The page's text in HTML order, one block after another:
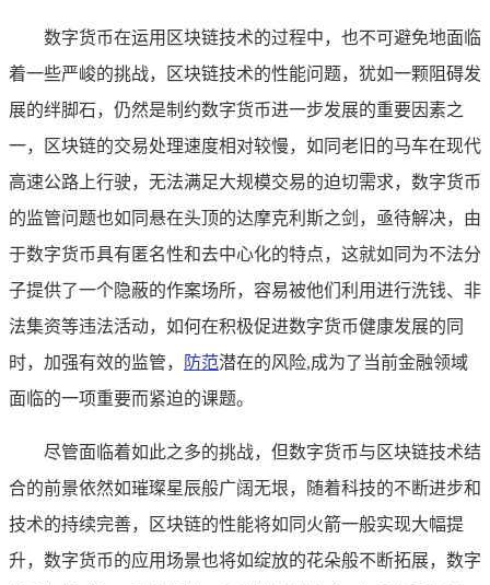
数字货币在运用区块链技术的过程中，也不可避免地面临
着一些严峻的挑战，区块链技术的性能问题，犹如一颗阻碍发
展的绊脚石，仍然是制约数字货币进一步发展的重要因素之
一，区块链的交易处理速度相对较慢，如同老旧的马车在现代
高速公路上行驶，无法满足大规模交易的迫切需求，数字货币
的监管问题也如同悬在头顶的达摩克利斯之剑，亟待解决，由
于数字货币具有匿名性和去中心化的特点，这就如同为不法分
子提供了一个隐蔽的作案场所，容易被他们利用进行洗钱、非
法集资等违法活动，如何在积极促进数字货币健康发展的同
时，加强有效的监管，
防范潜在的风险,成为了当前金融领域
面临的一项重要而紧迫的课题。
尽管面临着如此之多的挑战，但数字货币与区块链技术结
合的前景依然如璀璨星辰般广阔无垠，随着科技的不断进步和
技术的持续完善，区块链的性能将如同火箭一般实现大幅提
升，数字货币的应用场景也将如绽放的花朵般不断拓展，数字